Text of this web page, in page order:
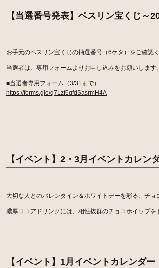
【当選番号発表】ベスリン宝くじ～
お手元のベスリン宝くじの抽選番号（6ケタ）をご確認く
当選者は、専用フォームよりお申し込みをお願いします。
■当選者専用フォーム（3/31まで）
https://forms.gle/q7Lzf6qfdSasrmH4A
【イベント】2・3月イベントカレン
大切な人とのバレンタイン＆ホワイトデーを彩る、チョ
濃厚ココアドリンクには、相性抜群のチョコホイップを
【イベント】1月イベントカレンダー